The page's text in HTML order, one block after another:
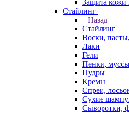
Защита кожи
Стайлинг
Назад
Стайлинг
Воски,
Лаки
Гели
Пенки, муссы
Пудры
Кремы
Спреи,
Сухие
Сыворотки,